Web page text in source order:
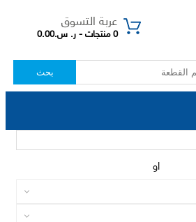
عربة التسوق
0 منتجات - ر. س.0.00
بحث
او